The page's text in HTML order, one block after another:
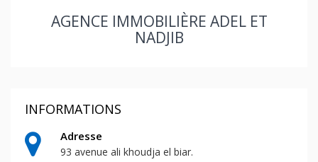
AGENCE IMMOBILIÈRE ADEL ET
NADJIB
INFORMATIONS
Adresse
93 avenue ali khoudja el biar.